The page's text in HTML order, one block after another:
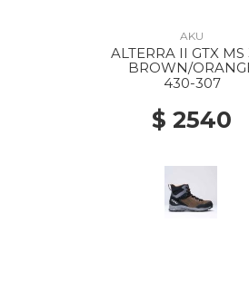
AKU
ALTERRA II GTX
BROWN/
430-307
$ 2540